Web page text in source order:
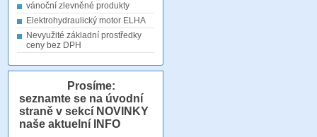
vánoční zlevněné produkty
Elektrohydraulický motor ELHA
Nevyužité základní prostředky
ceny bez DPH
Prosíme:
seznamte se na úvodní
straně v sekcí NOVINKY
naše aktuelní INFO